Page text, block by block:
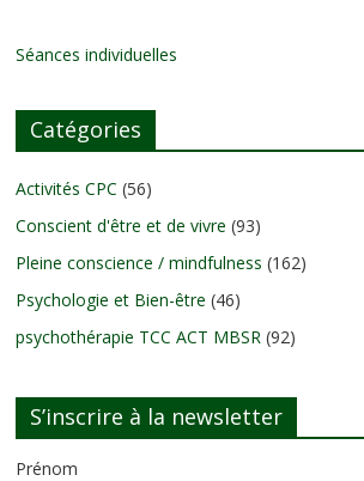
Séances individuelles
Catégories
Activités CPC (56)
Conscient d'être et de vivre (93)
Pleine conscience / mindfulness (162)
Psychologie et Bien-être (46)
psychothérapie TCC ACT MBSR (92)
S’inscrire à la newsletter
Prénom